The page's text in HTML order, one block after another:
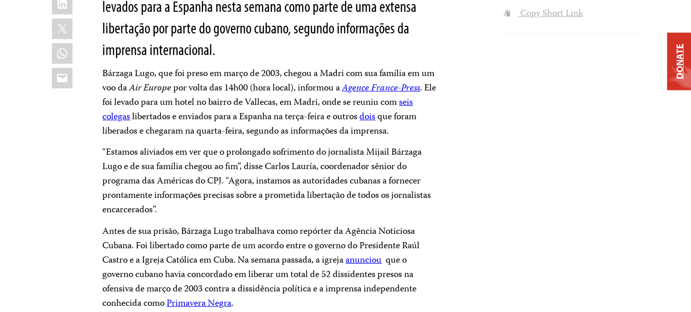
X
WhatsApp
Email
levados para a Espanha nesta semana como parte de uma extensa
libertação por parte do governo cubano, segundo informações da
imprensa internacional.
Bárzaga Lugo, que foi preso em março de 2003, chegou a Madri com sua família em um
voo daAir Europepor volta das 14h00 (hora local), informou aAgence France-Press. Ele
foi levado para um hotel no bairro de Vallecas, em Madri, onde se reuniu comseis
colegaslibertados e enviados para a Espanha na terça-feira e outrosdoisque foram
liberados e chegaram na quarta-feira, segundo as informações da imprensa.
“Estamos aliviados em ver que o prolongado sofrimento do jornalista Mijail Bárzaga
Lugo e de sua família chegou ao fim”, disse Carlos Lauría, coordenador sênior do
programa das Américas do CPJ. “Agora, instamos as autoridades cubanas a fornecer
prontamente informações precisas sobre a prometida libertação de todos os jornalistas
encarcerados”.
Antes de sua prisão, Bárzaga Lugo trabalhava como repórter da Agência Noticiosa
Cubana. Foi libertado como parte de um acordo entre o governo do Presidente Raúl
Castro e a Igreja Católica em Cuba. Na semana passada, a igrejaanunciouque o
governo cubano havia concordado em liberar um total de 52 dissidentes presos na
ofensiva de março de 2003 contra a dissidência política e a imprensa independente
conhecida comoPrimavera Negra.
Copy Short Link
DONATE